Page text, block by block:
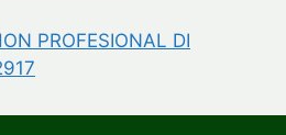
PROFESIONAL DI